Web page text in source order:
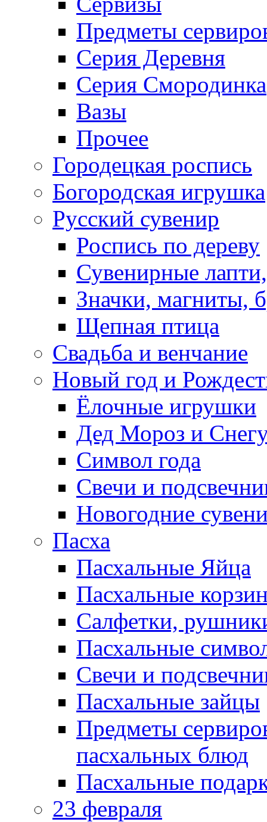
Предметы
Серия Деревня
Серия Смородинка
Вазы
Прочее
Городецкая роспись
Богородская игрушка
Русский сувенир
Роспись по дереву
Сувенирные
Значки, магниты,
Щепная птица
Свадьба и венчание
Новый год и
Ёлочные игрушки
Дед Мороз и
Символ года
Свечи и
Новогодние
Пасха
Пасхальные Яйца
Пасхальные
Салфетки,
Пасхальные
Свечи и
Пасхальные зайцы
Предметы
пасхальных блюд
Пасхальные
23 февраля